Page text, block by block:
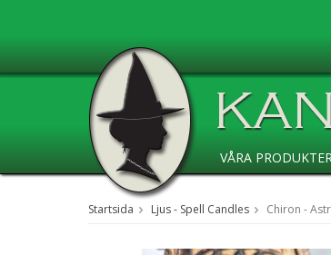
VÅRA
Startsida Ljus - Spell Candles Chiron -